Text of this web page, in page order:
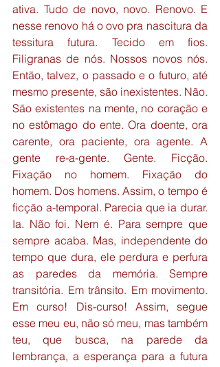
ativa. Tudo de novo, novo. Renovo. E
nesse renovo há o ovo pra nascitura da
tessitura futura. Tecido em fios.
Filigranas de nós. Nossos novos nós.
Então, talvez, o passado e o futuro, até
mesmo presente, são inexistentes. Não.
São existentes na mente, no coração e
no estômago do ente. Ora doente, ora
carente, ora paciente, ora agente. A
gente re-a-gente. Gente. Ficção.
Fixação no homem. Fixação do
homem. Dos homens. Assim, o tempo é
ficção a-temporal. Parecia que ia durar.
Ia. Não foi. Nem é. Para sempre que
sempre acaba. Mas, independente do
tempo que dura, ele perdura e perfura
as paredes da memória. Sempre
transitória. Em trânsito. Em movimento.
Em curso! Dis-curso! Assim, segue
esse meu eu, não só meu, mas também
teu, que busca, na parede da
lembrança, a esperança para a futura